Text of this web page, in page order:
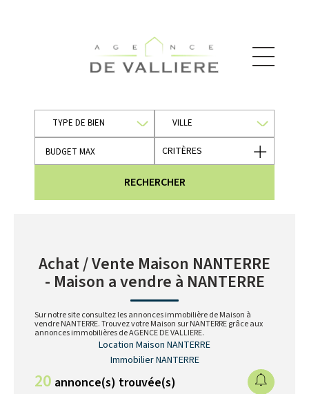
TYPE DE BIEN VILLE
CRITÈRES
RECHERCHER
Achat / Vente Maison NANTERRE
- Maison a vendre à NANTERRE
Sur notre site consultez les annonces immobilière de Maison à
vendre NANTERRE. Trouvez votre Maison sur NANTERRE grâce aux
annonces immobilières de AGENCE DE VALLIERE.
Location Maison NANTERRE
Immobilier NANTERRE
20 annonce(s) trouvée(s)